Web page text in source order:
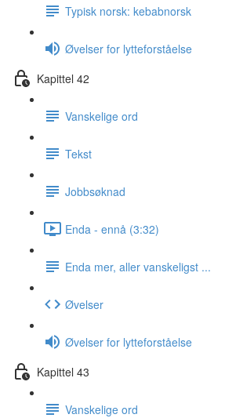
Typisk norsk: kebabnorsk
Øvelser for lytteforståelse
Kapittel 42
Vanskelige ord
Tekst
Jobbsøknad
Enda - ennå (3:32)
Enda mer, aller vanskeligst ...
Øvelser
Øvelser for lytteforståelse
Kapittel 43
Vanskelige ord